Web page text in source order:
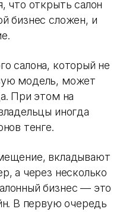
что открыть салон
бизнес сложен, и
салона, который не
модель, может
При этом на
иногда
тенге.
вкладывают
а через несколько
бизнес — это
В первую очередь